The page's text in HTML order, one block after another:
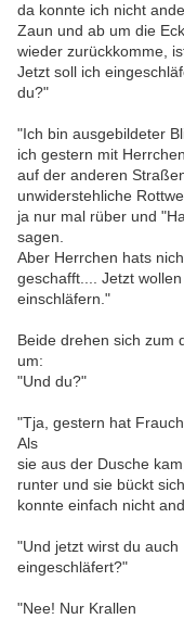
da konnte ich nicht
Zaun und ab um die
wieder zurückkomme,
Jetzt soll ich
du?"
"Ich bin ausgebildeter
ich gestern mit
auf der anderen
unwiderstehliche
ja nur mal rüber und
sagen.
Aber Herrchen hats
geschafft.... Jetzt
einschläfern."
Beide drehen sich zum
um:
"Und du?"
"Tja, gestern hat
Als
sie aus der Dusche
runter und sie bückt
konnte einfach nicht
"Und jetzt wirst du auch
eingeschläfert?"
"Nee! Nur Krallen